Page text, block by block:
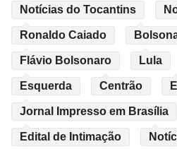
Notícias do Tocantins
Ronaldo Caiado
Flávio Bolsonaro Lula
Esquerda Centrão
Jornal Impresso em Brasília
Edital de Intimação